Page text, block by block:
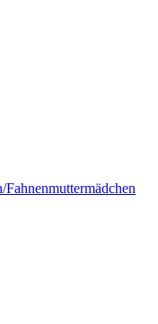
Fahnenmuttermädchen